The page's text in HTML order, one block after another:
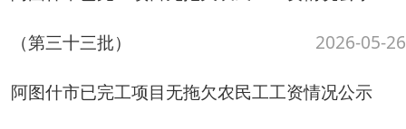
全国人力资源市场高校毕业生就业服务活动的公告
2025-12-25
阿图什市已完工项目无拖欠农民工工资